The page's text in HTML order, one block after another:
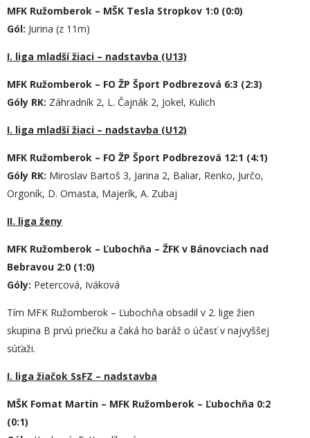
MFK Ružomberok – MŠK Tesla Stropkov 1:0 (0:0)
Gól: Jurina (z 11m)
I. liga mladší žiaci – nadstavba (U13)
MFK Ružomberok – FO ŽP Šport Podbrezová 6:3 (2:3)
Góly RK: Záhradník 2, L. Čajnák 2, Jokel, Kulich
I. liga mladší žiaci – nadstavba (U12)
MFK Ružomberok – FO ŽP Šport Podbrezová 12:1 (4:1)
Góly RK: Miroslav Bartoš 3, Jarina 2, Baliar, Renko, Jurčo,
Orgoník, D. Omasta, Majerík, A. Zubaj
II. liga ženy
MFK Ružomberok – Ľubochňa – ŽFK v Bánovciach nad
Bebravou 2:0 (1:0)
Góly: Petercová, Iváková
Tím MFK Ružomberok – Ľubochňa obsadil v 2. lige žien
skupina B prvú priečku a čaká ho baráž o účasť v najvyššej
súťaži.
I. liga žiačok SsFZ – nadstavba
MŠK Fomat Martin – MFK Ružomberok – Ľubochňa 0:2
(0:1)